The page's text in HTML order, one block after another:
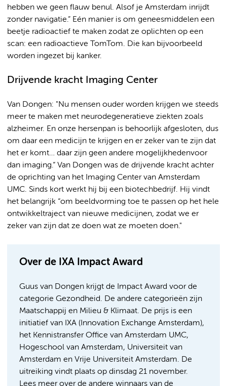
hebben we geen flauw benul. Alsof je Amsterdam inrijdt
zonder navigatie.” Eén manier is om geneesmiddelen een
beetje radioactief te maken zodat ze oplichten op een
scan: een radioactieve TomTom. Die kan bijvoorbeeld
worden ingezet bij kanker.
Drijvende kracht Imaging Center
Van Dongen: "Nu mensen ouder worden krijgen we steeds
meer te maken met neurodegeneratieve ziekten zoals
alzheimer. En onze hersenpan is behoorlijk afgesloten, dus
om daar een medicijn te krijgen en er zeker van te zijn dat
het er komt… daar zijn geen andere mogelijkhedenvoor
dan imaging.“ Van Dongen was de drijvende kracht achter
de oprichting van het Imaging Center van Amsterdam
UMC. Sinds kort werkt hij bij een biotechbedrijf. Hij vindt
het belangrijk “om beeldvorming toe te passen op het hele
ontwikkeltraject van nieuwe medicijnen, zodat we er
zeker van zijn dat ze doen wat ze moeten doen."
Over de IXA Impact Award
Guus van Dongen krijgt de Impact Award voor de
categorie Gezondheid. De andere categorieën zijn
Maatschappij en Milieu & Klimaat. De prijs is een
initiatief van IXA (Innovation Exchange Amsterdam),
het Kennistransfer Office van Amsterdam UMC,
Hogeschool van Amsterdam, Universiteit van
Amsterdam en Vrije Universiteit Amsterdam. De
uitreiking vindt plaats op dinsdag 21 november.
Lees meer over de andere winnaars van de